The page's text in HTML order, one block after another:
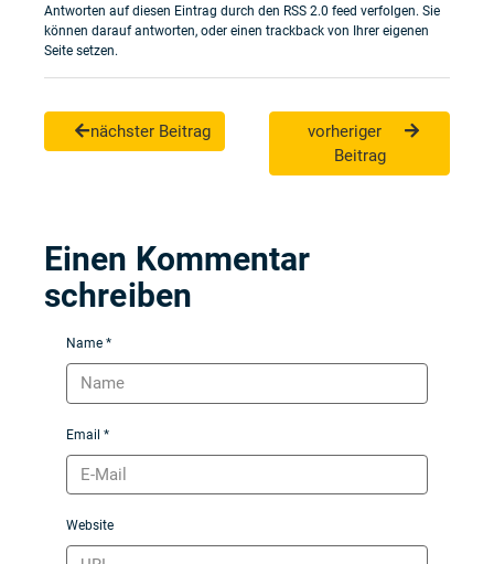
Antworten auf diesen Eintrag durch den RSS 2.0 feed verfolgen. Sie
können daraufantworten, oder einen trackback von Ihrer eigenen
Seite setzen.
nächster Beitrag
vorheriger
Beitrag
Einen Kommentar
schreiben
Name *
Email *
Website